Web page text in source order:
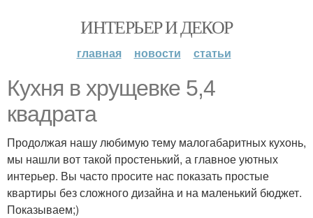
ИНТЕРЬЕР И ДЕКОР
главная новости статьи
Кухня в хрущевке 5,4
квадрата
Продолжая нашу любимую тему малогабаритных кухонь,
мы нашли вот такой простенький, а главное уютных
интерьер. Вы часто просите нас показать простые
квартиры без сложного дизайна и на маленький бюджет.
Показываем;)